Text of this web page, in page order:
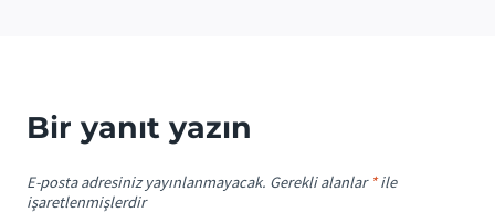
Bir yanıt yazın
E-posta adresiniz yayınlanmayacak. Gerekli alanlar *ile
işaretlenmişlerdir